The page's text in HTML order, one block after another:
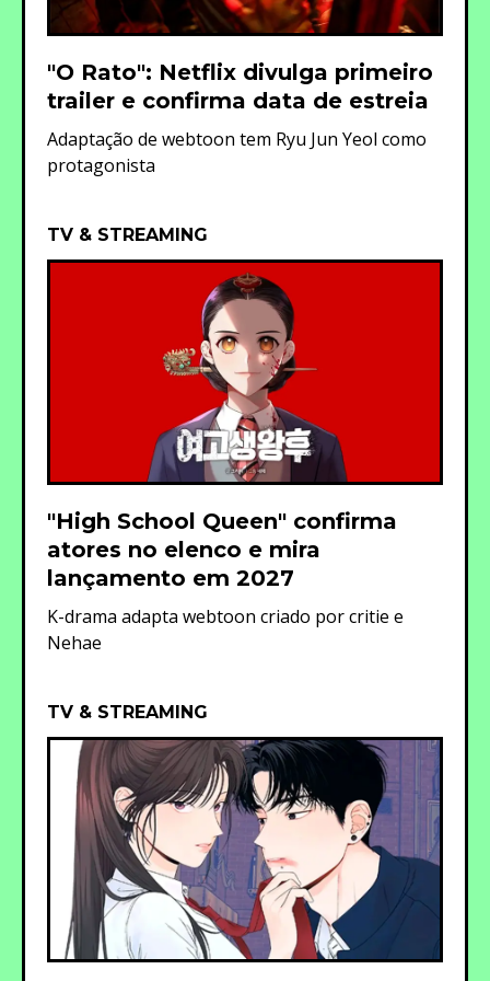
"O Rato": Netflix divulga primeiro
trailer e confirma data de estreia
Adaptação de webtoon tem Ryu Jun Yeol como
protagonista
TV & STREAMING
"High School Queen" confirma
atores no elenco e mira
lançamento em 2027
K-drama adapta webtoon criado por critie e
Nehae
TV & STREAMING